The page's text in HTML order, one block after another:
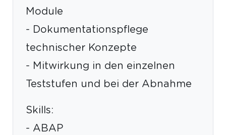
Module
- Dokumentationspflege
technischer Konzepte
- Mitwirkung in den einzelnen
Teststufen und bei der Abnahme
Skills:
- ABAP